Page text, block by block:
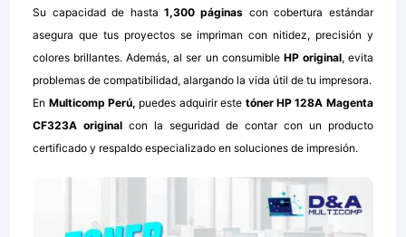
Su capacidad de hasta 1,300 páginas con cobertura estándar
asegura que tus proyectos se impriman con nitidez, precisión y
colores brillantes. Además, al ser un consumible HP original, evita
problemas de compatibilidad, alargando la vida útil de tu impresora.
En Multicomp Perú, puedes adquirir este tóner HP 128A Magenta
CF323A originalcon la seguridad de contar con un producto
certificado y respaldo especializado en soluciones de impresión.